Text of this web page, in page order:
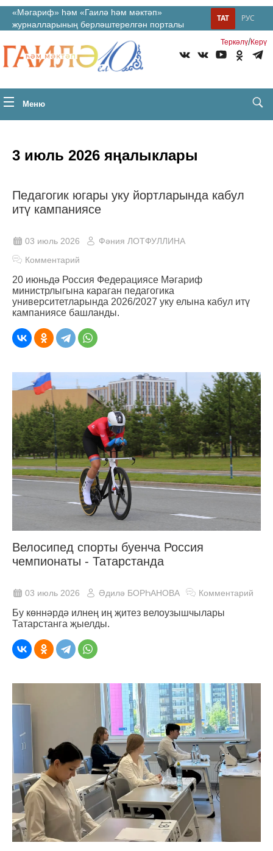
«Мәгариф» һәм «Гаилә һәм мәктәп»
журналларының берләштерелгән порталы
РУС
ТАТ
Теркəлү/Керү
Меню
3 июль 2026 яңалыклары
Педагогик югары уку йортларында кабул
итү кампаниясе
03 июль 2026
Фәния ЛОТФУЛЛИНА
Комментарий
20 июньдә Россия Федерациясе Мәгариф
министрлыгына караган педагогика
университетларында 2026/2027 уку елына кабул итү
кампаниясе башланды.
Велосипед спорты буенча Россия
чемпионаты - Татарстанда
03 июль 2026 Әдилә БОРҺАНОВА Комментарий
Бу көннәрдә илнең иң җитез велоузышчылары
Татарстанга җыелды.